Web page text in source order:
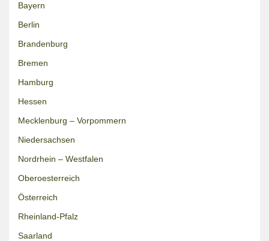
Bayern
Berlin
Brandenburg
Bremen
Hamburg
Hessen
Mecklenburg – Vorpommern
Niedersachsen
Nordrhein – Westfalen
Oberoesterreich
Österreich
Rheinland-Pfalz
Saarland